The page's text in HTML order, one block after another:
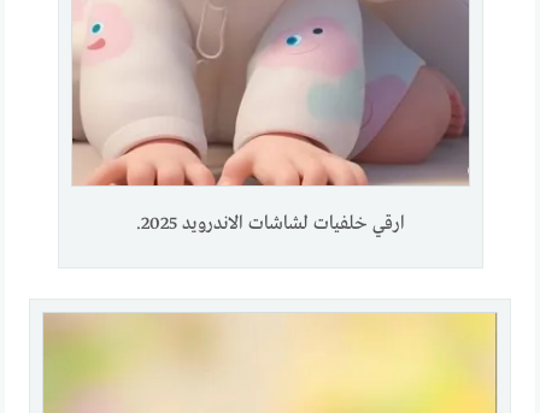
ارقي خلفيات لشاشات الاندرويد 2025.